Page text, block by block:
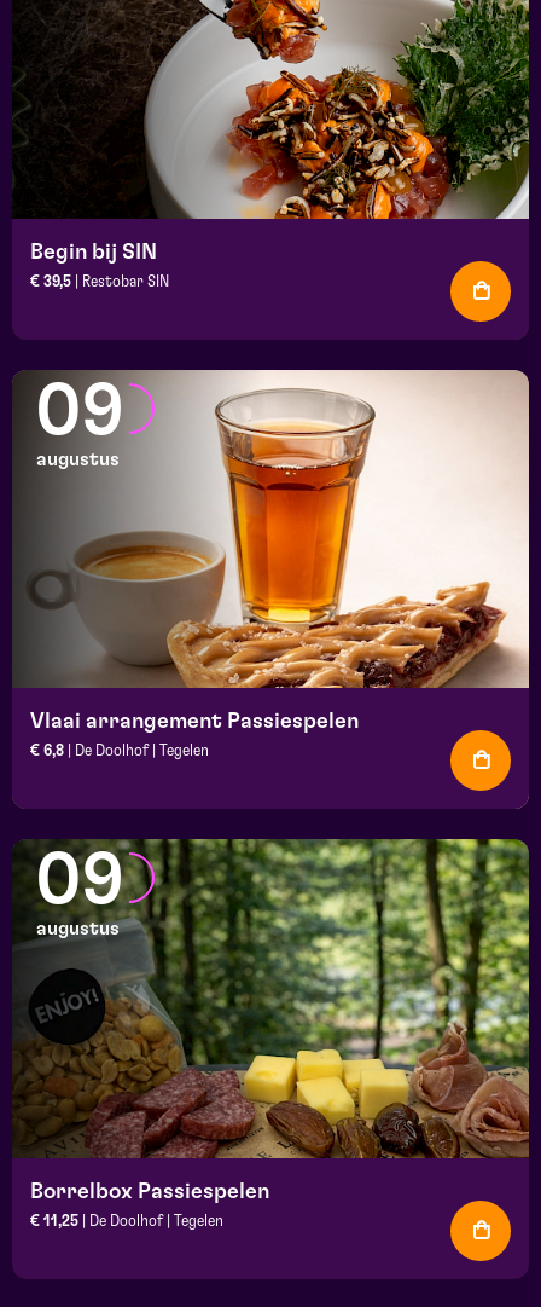
Begin bij SIN
€ 39,5 | Restobar SIN
09
augustus
Vlaai arrangement Passiespelen
€ 6,8 | De Doolhof | Tegelen
09
augustus
Borrelbox Passiespelen
€ 11,25 | De Doolhof | Tegelen